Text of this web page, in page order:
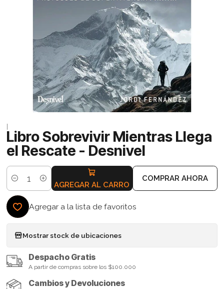
|
Libro Sobrevivir Mientras Llega
el Rescate - Desnivel
Cantidad AGREGAR AL CARRO
COMPRAR AHORA
Agregar a la lista de favoritos
Mostrar stock de ubicaciones
Despacho Gratis
A partir de compras sobre los $100.000
Cambios y Devoluciones